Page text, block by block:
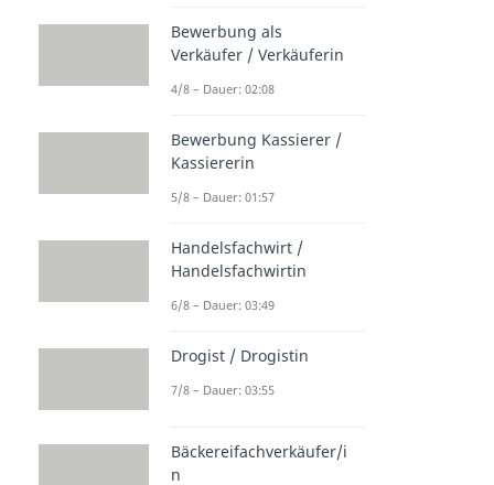
Bewerbung als
Verkäufer / Verkäuferin
4/8 – Dauer: 02:08
Bewerbung Kassierer /
Kassiererin
5/8 – Dauer: 01:57
Handelsfachwirt /
Handelsfachwirtin
6/8 – Dauer: 03:49
Drogist / Drogistin
7/8 – Dauer: 03:55
Bäckereifachverkäufer/i
n